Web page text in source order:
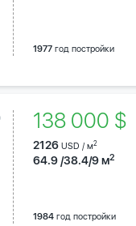
1977год постройки
138 000 $
2126 USD / м2
64.9 /38.4/9 м2
1984год постройки